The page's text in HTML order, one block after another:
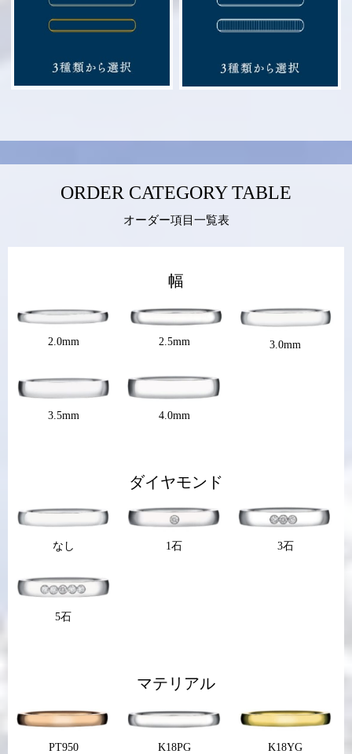
ORDER CATEGORY TABLE
オーダー項目一覧表
幅
2.0mm 2.5mm 3.0mm
3.5mm 4.0mm
ダイヤモンド
なし 1石 3石
5石
マテリアル
PT950 K18PG K18YG